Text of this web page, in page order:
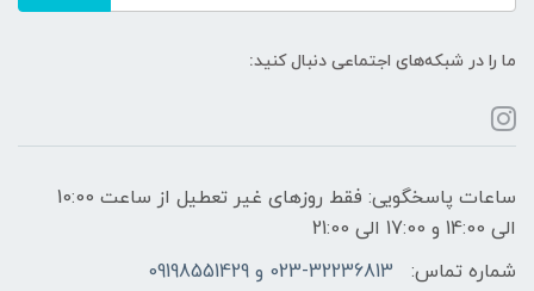
ما را در شبکه‌های اجتماعی دنبال کنید:
ساعات پاسخگویی: فقط روزهای غیر تعطیل از ساعت 10:00
الی 14:00 و 17:00 الی 21:00
شماره تماس:
023-32236813 و 09198551429